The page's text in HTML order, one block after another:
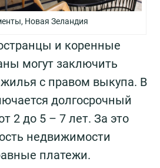
Новая Зеландия
и коренные
могут заключить
с правом выкупа. В
долгосрочный
2 до 5 – 7 лет. За это
недвижимости
платежи.